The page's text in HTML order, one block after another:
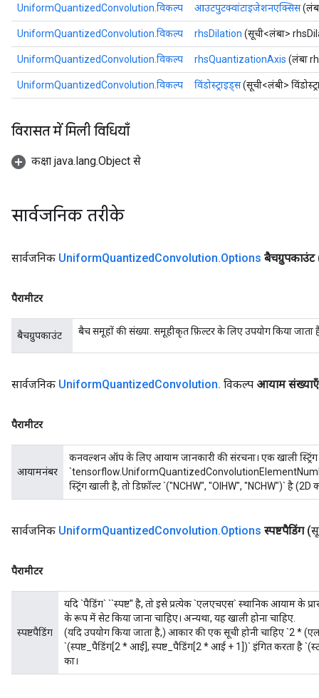
UniformQuantizedConvolution.विकल्प आउटपुटक्वांटाइजेशनएक्सिस
UniformQuantizedConvolution.विकल्प rhsDilation (सूची<लंबा>
UniformQuantizedConvolution.विकल्प rhsQuantizationAxis (लंबा
UniformQuantizedConvolution.विकल्प विंडोस्ट्राइड्स(सूची<लंबी>
विरासत में मिली विधियाँ
कक्षा java.lang.Object से
सार्वजनिक तरीके
सार्वजनिक UniformQuantizedConvolution.Options बैचग्रुपकाउंट
पैरामीटर
बैचग्रुपकाउंट बैच समूहों की संख्या. समूहीकृत फ़िल्टर के लिए उपयोग किया
सार्वजनिक UniformQuantizedConvolution. विकल्प आयाम संख्याएँ
पैरामीटर
आयामनंबर
कनवल्शन ऑप के लिए आयाम जानकारी की संरचना। एक खाली स्ट्रिंग
स्ट्रिंग खाली है, तो डिफ़ॉल्ट `("NCHW", "OIHW", "NCHW")` है
सार्वजनिक UniformQuantizedConvolution.Options स्पष्टपैडिंग
पैरामीटर
स्पष्टपैडिंग
यदि `पैडिंग` ``स्पष्ट'' है, तो इसे प्रत्येक `एलएचएस` स्थानिक आयाम के
के रूप में सेट किया जाना चाहिए। अन्यथा, यह खाली होना चाहिए.
(यदि उपयोग किया जाता है,) आकार की एक सूची होनी चाहिए `2 *
`(स्पष्ट_पैडिंग[2 * आई], स्पष्ट_पैडिंग[2 * आई + 1])` इंगित करता है
का।